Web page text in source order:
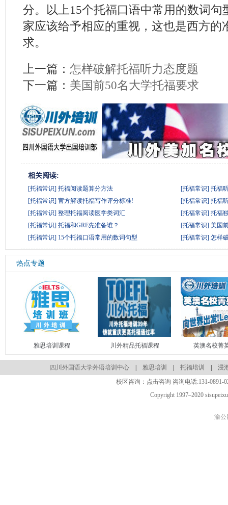
分。以上15个托福口语中常用的数词句
家应该给予相应的重视，这也是西方的
求。
上一篇： 怎样破解托福听力态度题
下一篇： 美国前50名大学托福要求
相关阅读:
[托福常识] 托福阅读题算分方法 [托福常识] 托福
[托福常识] 官方解读托福写作评分标准! [托福常识] 托福
[托福常识] 整理托福阅读医学类词汇 [托福常识] 托福
[托福常识] 托福和GRE先准备谁？ [托福常识] 美国
[托福常识] 15个托福口语常用的数词句型 [托福常识] 怎样
热点专题
雅思培训课程 川外精品托福课程 英澳名校菁
四川外国语大学外语培训中心 雅思培训 托福培训
浸
校区咨询： 点击咨询 咨询电话:131-0891-
Copyright 1997–2020
渝公